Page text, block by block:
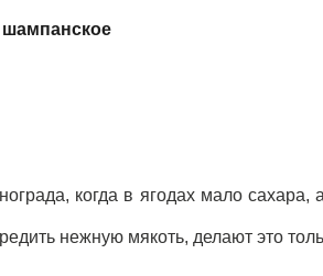
когда в ягодах мало сахара,
нежную мякоть, делают это